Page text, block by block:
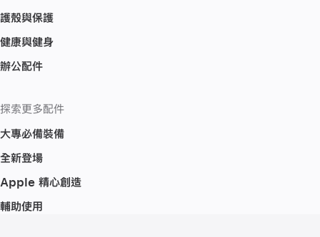
護殼與保護
健康與健身
辦公配件
探索更多配件
大專必備裝備
全新登場
Apple 精心創造
輔助使用